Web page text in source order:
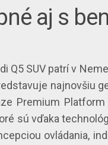
aj s
Q5 SUV patrí v
najnovšiu
Premium
sú vďaka
ovládania,